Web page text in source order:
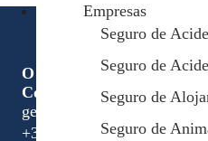
Empresas
Seguro de
Seguro de
Seguro de
Seguro de
O seu parceiro de
Contactos
geral@safenor.pt
+351 253 926 589 chamada